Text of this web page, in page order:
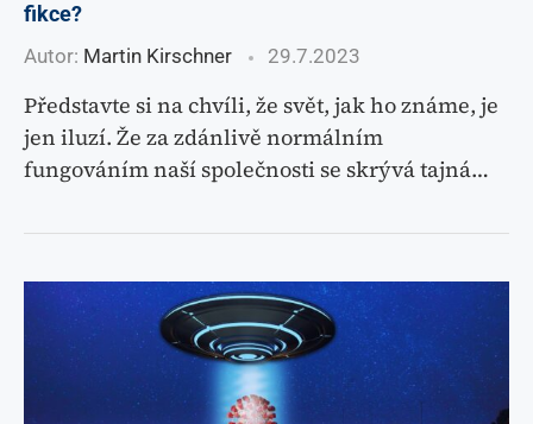
fikce?
Autor: Martin Kirschner 29.7.2023
Představte si na chvíli, že svět, jak ho známe, je
jen iluzí. Že za zdánlivě normálním
fungováním naší společnosti se skrývá tajná…